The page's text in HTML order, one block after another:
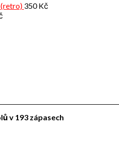
350Kč
v 193 zápasech